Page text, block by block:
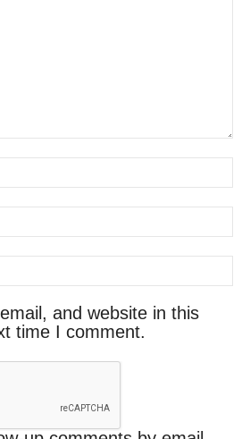
and website in this
time I comment.